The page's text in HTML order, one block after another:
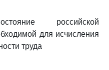
российской
для исчисления
труда